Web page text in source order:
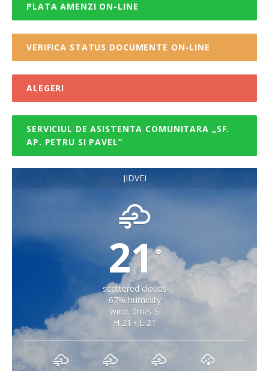
PLATA AMENZI ON-LINE
VERIFICA STATUS DOCUMENTE ON-LINE
ALEGERI
SERVICIUL DE ASISTENTA COMUNITARA „SF.
AP. PETRU SI PAVEL”
JIDVEI
21°
scattered clouds
67% humidity
wind: 0m/s S
H 21 • L 21